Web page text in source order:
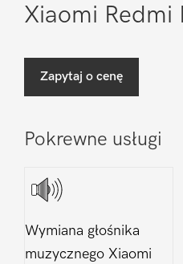
Xiaomi Redmi
Zapytaj o cenę
Pokrewne usługi
Wymiana głośnika
muzycznego Xiaomi